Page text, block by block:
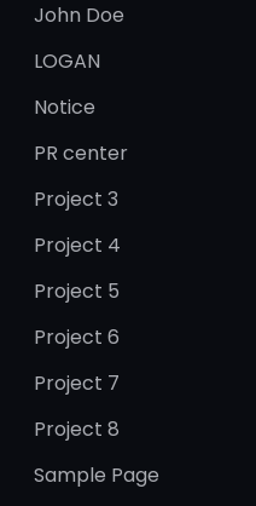
John Doe
LOGAN
Notice
PR center
Project 3
Project 4
Project 5
Project 6
Project 7
Project 8
Sample Page